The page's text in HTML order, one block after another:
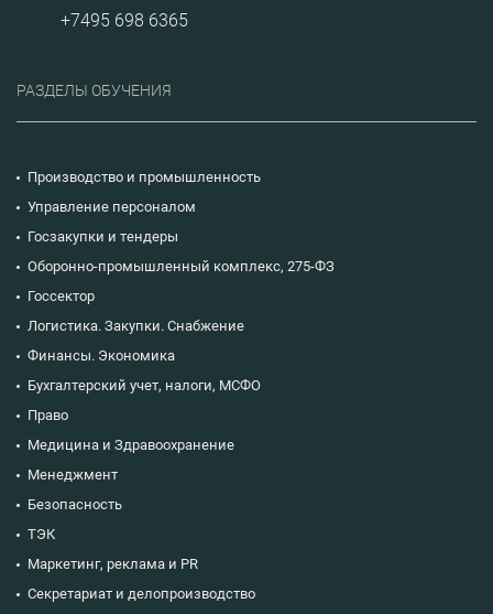
+7495 698 6365
РАЗДЕЛЫ ОБУЧЕНИЯ
Производство и промышленность
Управление персоналом
Госзакупки и тендеры
Оборонно-промышленный комплекс, 275-ФЗ
Госсектор
Логистика. Закупки. Снабжение
Финансы. Экономика
Бухгалтерский учет, налоги, МСФО
Право
Медицина и Здравоохранение
Менеджмент
Безопасность
ТЭК
Маркетинг, реклама и PR
Секретариат и делопроизводство